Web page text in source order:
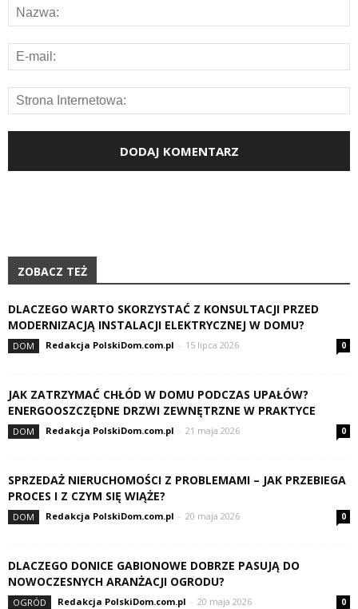
ZOBACZ TEŻ
DLACZEGO WARTO SKORZYSTAĆ Z KONSULTACJI PRZED
MODERNIZACJĄ INSTALACJI ELEKTRYCZNEJ W DOMU?
DOM Redakcja PolskiDom.com.pl - 15 lipca 2026 0
JAK ZATRZYMAĆ CHŁÓD W DOMU PODCZAS UPAŁÓW?
ENERGOOSZCZĘDNE DRZWI ZEWNĘTRZNE W PRAKTYCE
DOM Redakcja PolskiDom.com.pl - 21 maja 2026 0
SPRZEDAŻ NIERUCHOMOŚCI Z PROBLEMAMI – JAK PRZEBIEGA
PROCES I Z CZYM SIĘ WIĄŻE?
DOM Redakcja PolskiDom.com.pl - 20 maja 2026 0
DLACZEGO DONICE GABIONOWE DOBRZE PASUJĄ DO
NOWOCZESNYCH ARANŻACJI OGRODU?
OGRÓD Redakcja PolskiDom.com.pl - 20 maja 2026 0